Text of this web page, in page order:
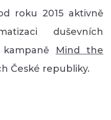
roku 2015 aktivně
duševních
Mind the
České republiky.